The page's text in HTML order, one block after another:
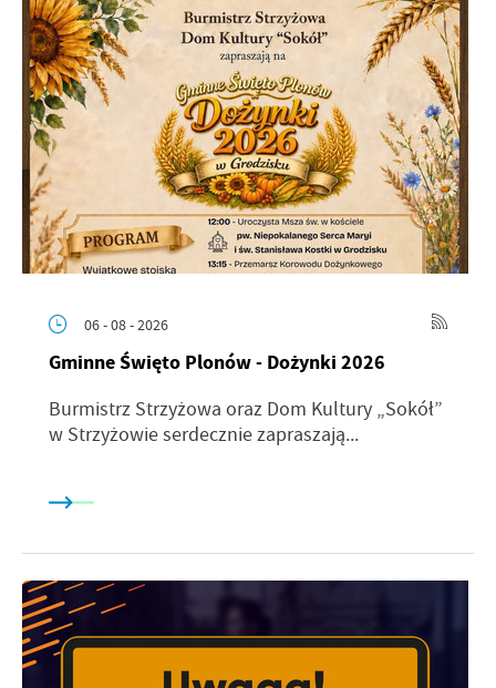
06 - 08 - 2026
Gminne Święto Plonów - Dożynki 2026
Burmistrz Strzyżowa oraz Dom Kultury „Sokół”
w Strzyżowie serdecznie zapraszają...